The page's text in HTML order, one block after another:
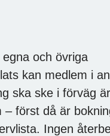
och övriga
kan medlem i
ska ske i förväg
först då är
Ingen